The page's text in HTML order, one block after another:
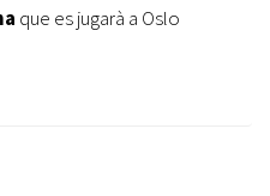
que es jugarà a Oslo